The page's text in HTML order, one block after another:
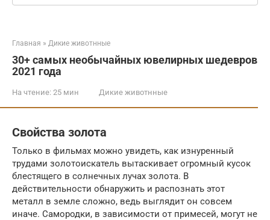
Главная » Дикие животнные
30+ самых необычайных ювелирных шедевров
2021 года
На чтение: 25 мин Дикие животнные
Свойства золота
Только в фильмах можно увидеть, как изнуренный
трудами золотоискатель вытаскивает огромный кусок
блестящего в солнечных лучах золота. В
действительности обнаружить и распознать этот
металл в земле сложно, ведь выглядит он совсем
иначе. Самородки, в зависимости от примесей, могут не